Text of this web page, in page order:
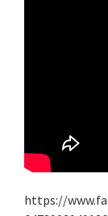
https://